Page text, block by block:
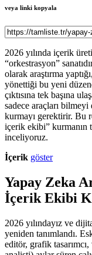
veya linki kopyala
2026 yılında içerik
“orkestrasyon”
olarak araştırma
yönettiği bu yeni
çıktısına tek başına
sadece araçları
kurmayı gerektirir. Bu
içerik ekibi” kurmanın
inceliyoruz.
İçerik göster
Yapay Zeka
İçerik Ekibi
2026 yılındayız ve
yeniden tanımlandı.
editör, grafik